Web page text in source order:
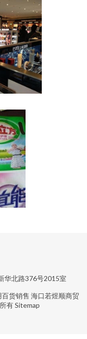
华北路376号2015室
百货销售 海口若煜顺商贸
有Sitemap